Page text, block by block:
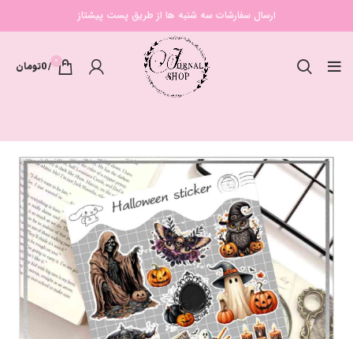
ارسال سفارشات سه شنبه ها از طریق پست پیشتاز
0
/
0تومان